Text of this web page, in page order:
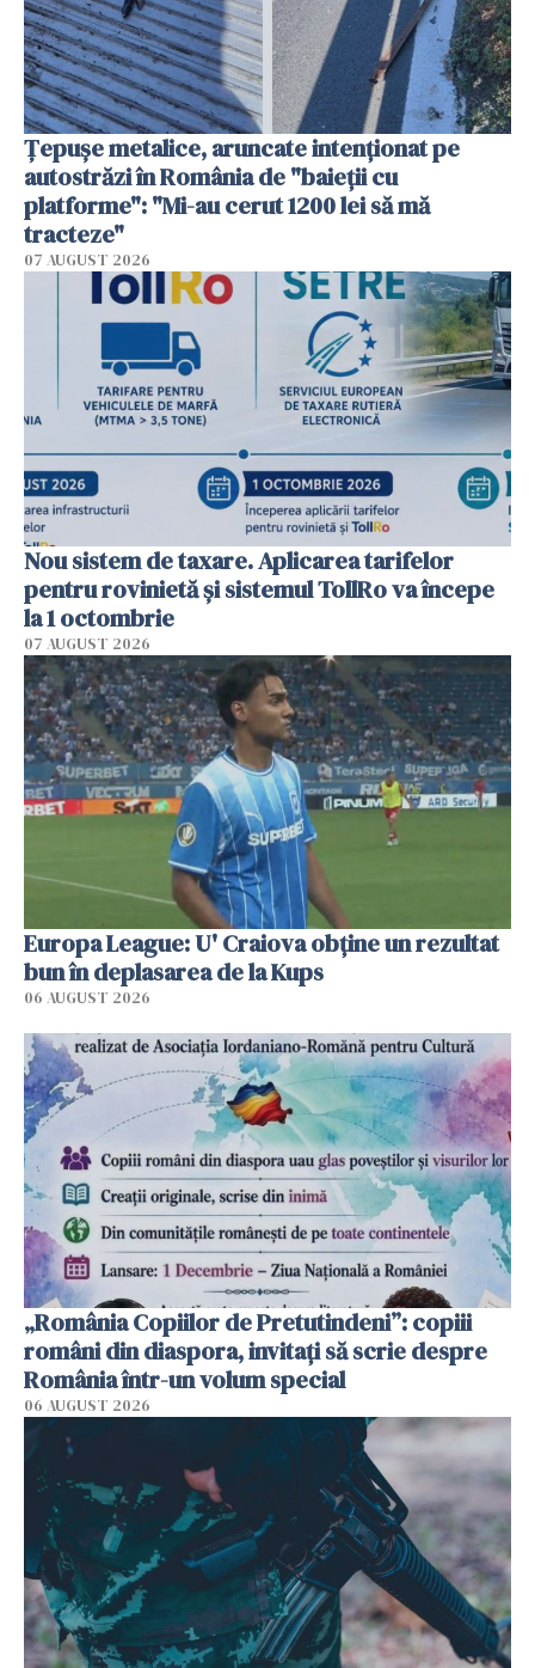
Țepușe metalice, aruncate intenționat pe
autostrăzi în România de "baieții cu
platforme": "Mi-au cerut 1200 lei să mă
tracteze"
07 AUGUST 2026
Nou sistem de taxare. Aplicarea tarifelor
pentru rovinietă şi sistemul TollRo va începe
la 1 octombrie
07 AUGUST 2026
Europa League: U' Craiova obține un rezultat
bun în deplasarea de la Kups
06 AUGUST 2026
„România Copiilor de Pretutindeni”: copiii
români din diaspora, invitați să scrie despre
România într-un volum special
06 AUGUST 2026